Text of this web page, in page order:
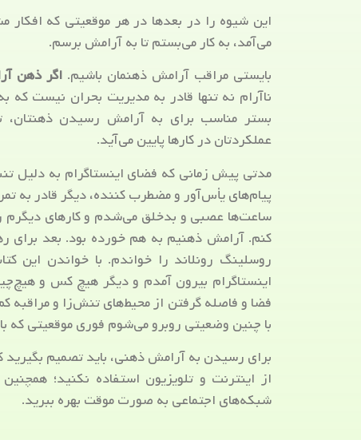
این شیوه را در بعدها در هر موقعیتی که
می‌آمد، به کار می‌بستم تا به آرامش برسم.
بایستی مراقب آرامش ذهنمان باشیم. اگر ذهن
ناآرام نه تنها قادر به مدیریت بحران نیست
بستر مناسب برای به آرامش رسیدن ذهنتان،
عملکردتان در کارها پایین می‌آید.
مدتی پیش زمانی که فضای اینستاگرام به دلیل
پیام‌های یأس‌آور و مضطرب کننده، دیگر قادر به
ساعت‌ها عصبی و بدخلق می‌شدم و کارهای دیگرم
کنم. آرامش ذهنیم به هم خورده بود. بعد برای
روسلینگ رونلاند را خواندم. با خواندن این
اینستاگرام بیرون آمدم و دیگر هیچ کس و
فضا و فاصله گرفتن از محیط‌های تنش‌زا و مراقبه
با چنین وضعیتی روبرو می‌شوم فوری موقعیتی
برای رسیدن به آرامش ذهنی، باید تصمیم بگیرید
از اینترنت و تلویزیون استفاده نکنید؛
شبکه‌های اجتماعی به صورت موقت بهره ببرید.